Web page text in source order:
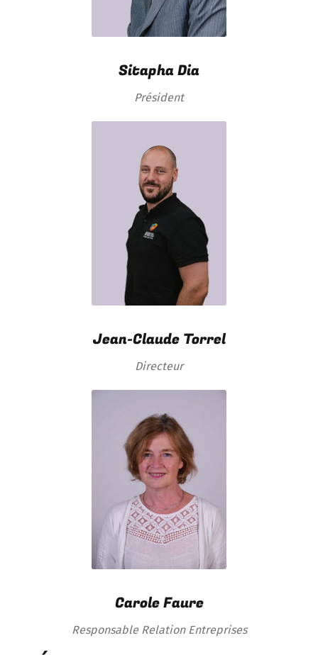
Sitapha Dia
Président
Jean-Claude Torrel
Directeur
Carole Faure
Responsable Relation Entreprises